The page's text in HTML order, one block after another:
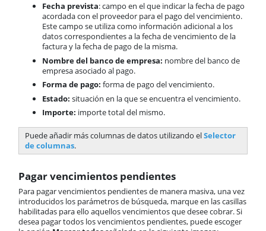
Fecha prevista: campo en el que indicar la fecha de pago
acordada con el proveedor para el pago del vencimiento.
Este campo se utiliza como información adicional a los
datos correspondientes a la fecha de vencimiento de la
factura y la fecha de pago de la misma.
Nombre del banco de empresa: nombre del banco de
empresa asociado al pago.
Forma de pago: forma de pago del vencimiento.
Estado: situación en la que se encuentra el vencimiento.
Importe: importe total del mismo.
Puede añadir más columnas de datos utilizando elSelector
de columnas.
Pagar vencimientos pendientes
Para pagar vencimientos pendientes de manera masiva, una vez
introducidos los parámetros de búsqueda, marque en las casillas
habilitadas para ello aquellos vencimientos que desee cobrar. Si
desea pagar todos los vencimientos pendientes, puede escoger